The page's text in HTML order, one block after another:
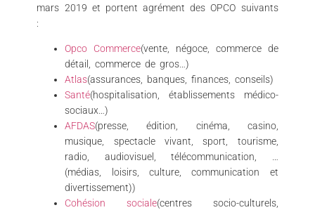
mars 2019 et portent agrément des OPCO suivants
:
Opco Commerce(vente, négoce, commerce de
détail, commerce de gros…)
Atlas(assurances, banques, finances, conseils)
Santé(hospitalisation, établissements médico-
sociaux…)
AFDAS(presse, édition, cinéma, casino,
musique, spectacle vivant, sport, tourisme,
radio, audiovisuel, télécommunication, …
(médias, loisirs, culture, communication et
divertissement))
Cohésion sociale(centres socio-culturels,